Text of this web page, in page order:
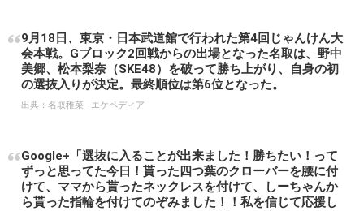
9月18日、東京・日本武道館で行われた第4回じゃんけん大
会本戦。Gブロック2回戦からの出場となった名取は、野中
美郷、松本梨奈（SKE48）を破って勝ち上がり、自身の初
の選抜入りが決定。最終順位は第6位となった。
出典： 名取稚菜 - エケペディア
Google+「選抜に入ることが出来ました！勝ちたい！って
ずっと思ってた今日！貰った四つ葉のクローバーを腰に付
けて、ママから貰ったネックレスを付けて、しーちゃんか
ら貰った指輪を付けてのぞみました！！私を信じて応援し